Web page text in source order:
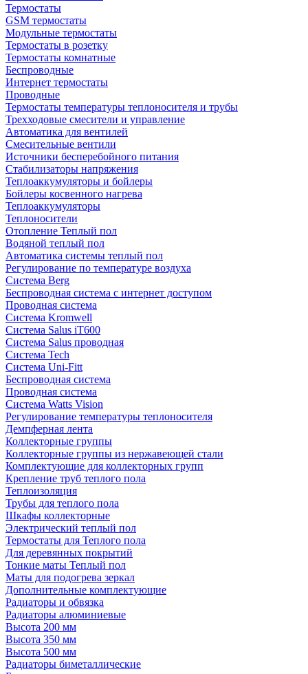
Термостаты
GSM термостаты
Модульные термостаты
Термостаты в розетку
Термостаты комнатные
Беспроводные
Интернет термостаты
Проводные
Термостаты температуры теплоносителя и трубы
Трехходовые смесители и управление
Автоматика для вентилей
Смесительные вентили
Источники бесперебойного питания
Стабилизаторы напряжения
Теплоаккумуляторы и бойлеры
Бойлеры косвенного нагрева
Теплоаккумуляторы
Теплоносители
Отопление Теплый пол
Водяной теплый пол
Автоматика системы теплый пол
Регулирование по температуре воздуха
Система Berg
Беспроводная система с интернет доступом
Проводная система
Система Kromwell
Система Salus iT600
Система Salus проводная
Система Tech
Система Uni-Fitt
Беспроводная система
Проводная система
Система Watts Vision
Регулирование температуры теплоносителя
Демпферная лента
Коллекторные группы
Коллекторные группы из нержавеющей стали
Комплектующие для коллекторных групп
Крепление труб теплого пола
Теплоизоляция
Трубы для теплого пола
Шкафы коллекторные
Электрический теплый пол
Термостаты для Теплого пола
Для деревянных покрытий
Тонкие маты Теплый пол
Маты для подогрева зеркал
Дополнительные комплектующие
Радиаторы и обвязка
Радиаторы алюминиевые
Высота 200 мм
Высота 350 мм
Высота 500 мм
Радиаторы биметаллические